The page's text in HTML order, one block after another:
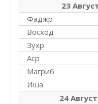
23
Фаджр
Восход
Зухр
Аср
Магриб
Иша
24